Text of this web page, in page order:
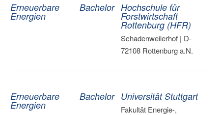
Erneuerbare
Energien
Bachelor Hochschule für
Forstwirtschaft
Rottenburg (HFR)
Schadenweilerhof | D-
72108 Rottenburg a.N.
Erneuerbare
Energien
Bachelor Universität Stuttgart
Fakultät Energie-,